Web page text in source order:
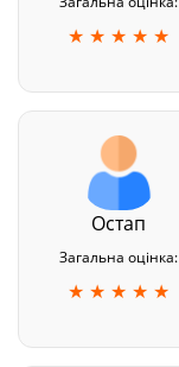
★ ★ ★ ★ ★
Остап
Загальна оцінка:
★ ★ ★ ★ ★